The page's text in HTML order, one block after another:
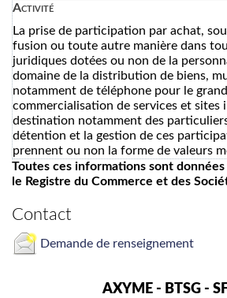
Activité
La prise de participation par achat,
fusion ou toute autre manière dans
juridiques dotées ou non de la
domaine de la distribution de biens,
notamment de téléphone pour le
commercialisation de services et sites
destination notamment des
détention et la gestion de ces
prennent ou non la forme de valeurs
Toutes ces informations sont
le Registre du Commerce et des
Contact
Demande de renseignement
AXYME - BTSG -